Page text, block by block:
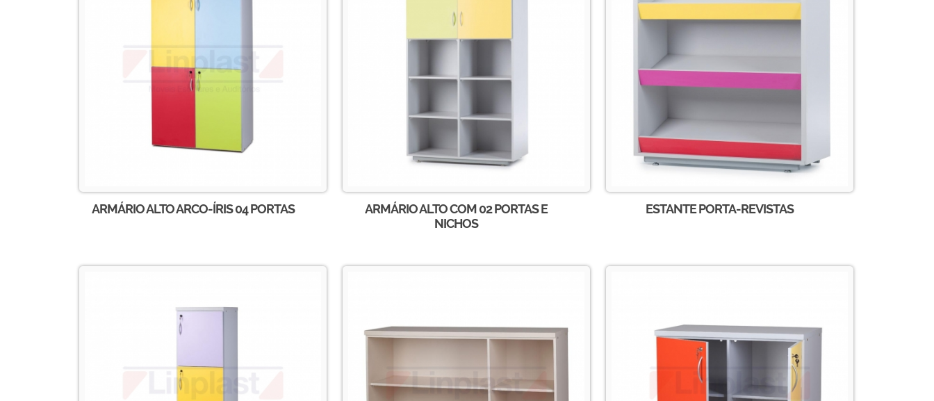
ARMÁRIO ALTO ARCO-ÍRIS 04 PORTAS
ARMÁRIO ALTO COM 02 PORTAS E
NICHOS
ESTANTE PORTA-REVISTAS